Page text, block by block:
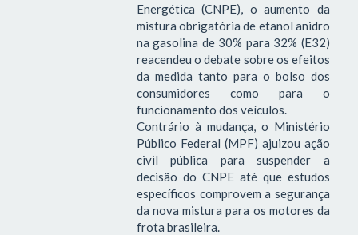
Energética (CNPE), o aumento da
mistura obrigatória de etanol anidro
na gasolina de 30% para 32% (E32)
reacendeu o debate sobre os efeitos
da medida tanto para o bolso dos
consumidores como para o
funcionamento dos veículos.
Contrário à mudança, o Ministério
Público Federal (MPF) ajuizou ação
civil pública para suspender a
decisão do CNPE até que estudos
específicos comprovem a segurança
da nova mistura para os motores da
frota brasileira.